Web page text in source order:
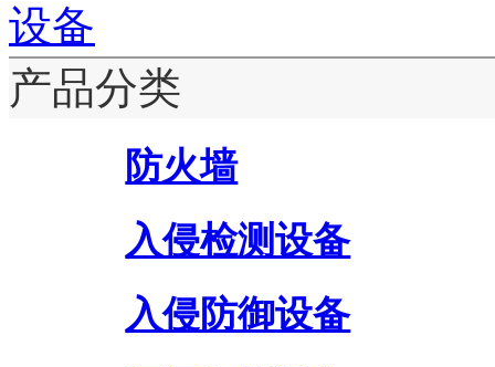
设备
产品分类
防火墙
入侵检测设备
入侵防御设备